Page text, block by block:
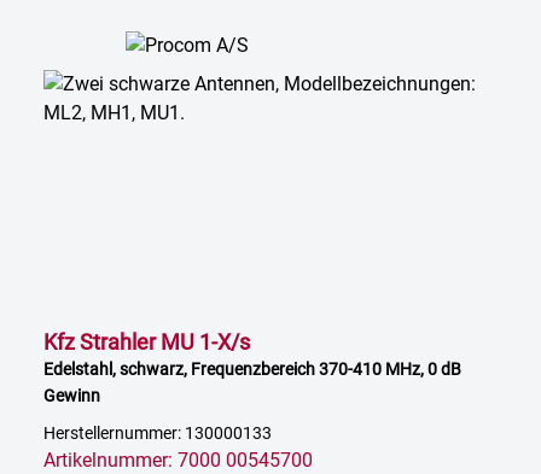
Kfz Strahler MU 1-X/s
Edelstahl, schwarz, Frequenzbereich 370-410 MHz, 0 dB
Gewinn
Herstellernummer: 130000133
Artikelnummer: 7000 00545700